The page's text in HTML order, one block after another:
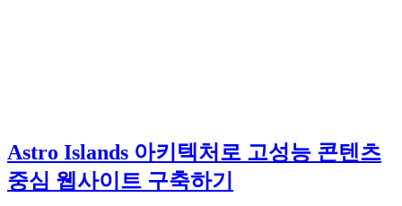
Astro Islands 아키텍처로 고성능 콘텐츠
중심 웹사이트 구축하기